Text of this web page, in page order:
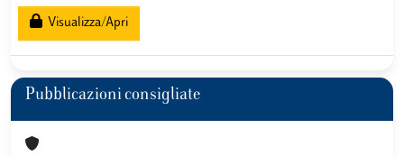
Visualizza/Apri
Pubblicazioni consigliate